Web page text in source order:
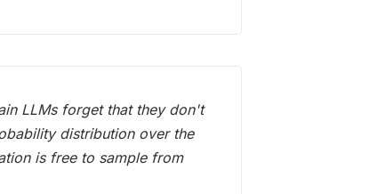
LLMs forget that they don't
distribution over the
is free to sample from